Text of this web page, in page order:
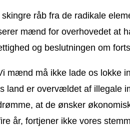
råb fra de radikale
mænd for overhovedet at
og beslutningen om
mænd må ikke lade os lokke
land er overvældet af illegale
at de ønsker
år, fortjener ikke vores